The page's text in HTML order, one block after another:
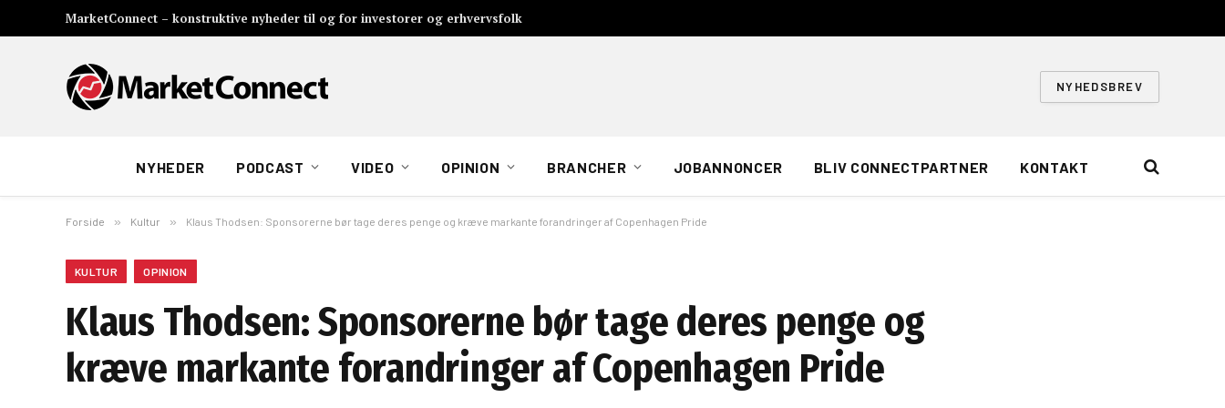
MarketConnect – konstruktive nyheder til og for investorer og erhvervsfolk
NYHEDSBREV
NYHEDER PODCAST VIDEO OPINION BRANCHER JOBANNONCER BLIV CONNECTPARTNER KONTAKT
Forside » Kultur » Klaus Thodsen: Sponsorerne bør tage deres penge og kræve markante forandringer af Copenhagen Pride
KULTUR OPINION
Klaus Thodsen: Sponsorerne bør tage deres penge og
kræve markante forandringer af Copenhagen Pride